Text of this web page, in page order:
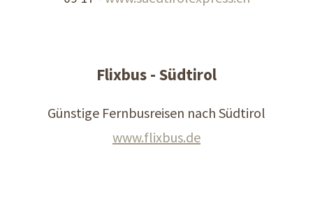
Flixbus - Südtirol
Günstige Fernbusreisen nach Südtirol
www.flixbus.de